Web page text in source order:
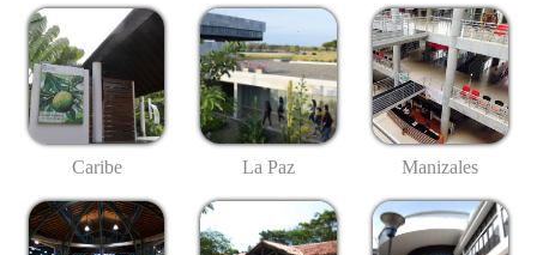
Caribe La Paz Manizales